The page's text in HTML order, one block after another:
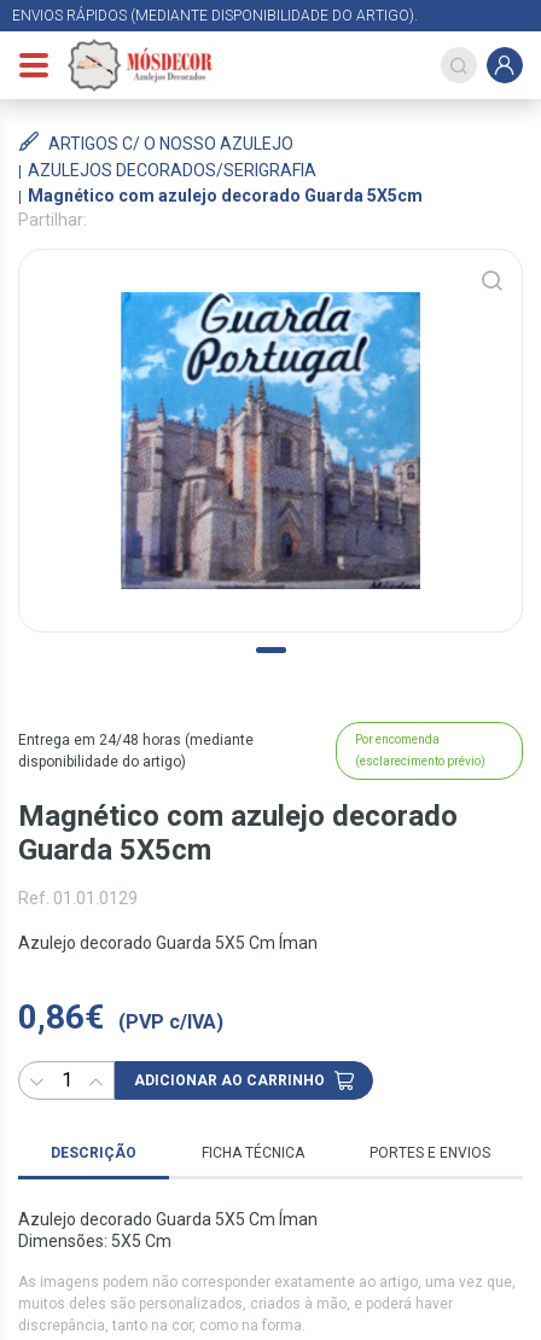
ENVIOS RÁPIDOS (MEDIANTE DISPONIBILIDADE DO ARTIGO).
ARTIGOS C/ O NOSSO AZULEJO
AZULEJOS DECORADOS/SERIGRAFIA
Magnético com azulejo decorado Guarda 5X5cm
Partilhar:
Entrega em 24/48 horas (mediante
disponibilidade do artigo)
Por encomenda
(esclarecimento prévio)
Magnético com azulejo decorado
Guarda 5X5cm
Ref. 01.01.0129
Azulejo decorado Guarda 5X5 Cm Íman
0,86€ (PVP c/IVA)
ADICIONAR AO CARRINHO
DESCRIÇÃO FICHA TÉCNICA PORTES E ENVIOS
Azulejo decorado Guarda 5X5 Cm Íman
Dimensões: 5X5 Cm
As imagens podem não corresponder exatamente ao artigo, uma vez que,
muitos deles são personalizados, criados à mão, e poderá haver
discrepância, tanto na cor, como na forma.